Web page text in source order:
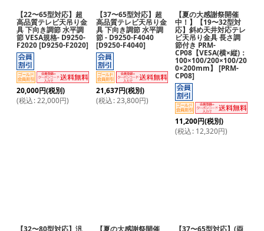
【22〜65型対応】超
高品質テレビ天吊り金
具 下向き調節 水平調
節 VESA規格- D9250-
F2020[D9250-F2020]
20,000円(税別)
(税込: 22,000円)
【37〜65型対応】超
高品質テレビ天吊り金
具 下向き調節 水平調
節 - D9250-F4040
[D9250-F4040]
21,637円(税別)
(税込: 23,800円)
【夏の大感謝祭開催
中！】【19〜32型対
応】斜め天井対応テレ
ビ天吊り金具 長さ調
節付き PRM-
CP08【VESA(横×縦)：
100×100/200×100/20
0×200mm】
[PRM-
CP08]
11,200円(税別)
(税込: 12,320円)
【32〜80型対応】汎
【夏の大感謝祭開催
【37〜65型対応】(両